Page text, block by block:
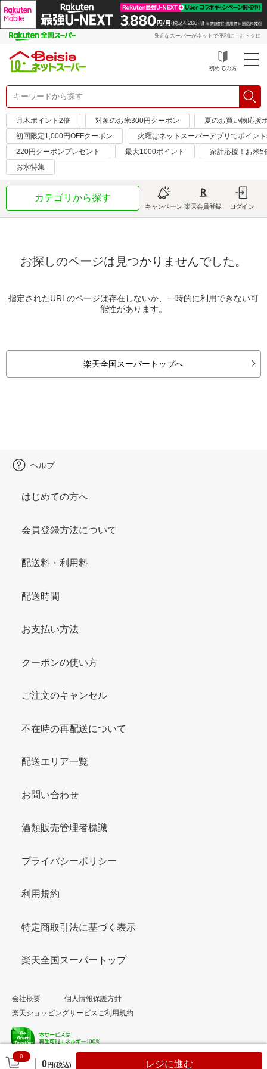
身近なスーパーがネットで便利に・おトクに
初めての方
月木ポイント2倍 対象のお米300円クーポン
夏のお買い物応援
初回限定1,000円OFFクーポン
火曜はネットスーパーアプリでポイン
220円クーポンプレゼント
最大1000ポイント
家計応援！お米5
お水特集
カテゴリから探す
キャンペーン 楽天会員登録 ログイン
お探しのページは見つかりませんでした。
指定されたURLのページは存在しないか、一時的に利用できない可
能性があります。
楽天全国スーパートップへ
0
0円(税込) レジに進む
ヘルプ
はじめての方へ
会員登録方法について
配送料・利用料
配送時間
お支払い方法
クーポンの使い方
ご注文のキャンセル
不在時の再配送について
配送エリア一覧
お問い合わせ
酒類販売管理者標識
プライバシーポリシー
利用規約
特定商取引法に基づく表示
楽天全国スーパートップ
会社概要
個人情報保護方針
楽天ショッピングサービスご利用規約
© Rakuten Group, Inc.